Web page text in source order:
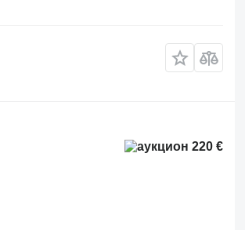
220 €